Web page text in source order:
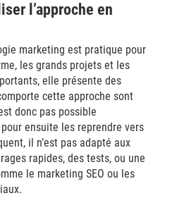
l’approche en
marketing est pratique pour
les grands projets et les
elle présente des
cette approche sont
donc pas possible
ensuite les reprendre vers
il n’est pas adapté aux
rapides, des tests, ou une
le marketing SEO ou les